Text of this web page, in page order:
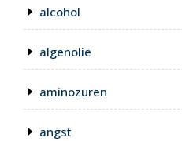
alcohol
algenolie
aminozuren
angst